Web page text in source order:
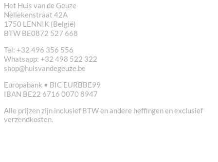
Het Huis van de Geuze
Nellekenstraat 42A
1750 LENNIK (België)
BTW BE0872 527 668
Tel: +32 496 356 556
Whatsapp: +32 498 522 322
shop@huisvandegeuze.be
Europabank • BIC EURBBE99
IBAN BE22 6716 0070 8947
Alle prijzen zijn inclusief BTW en andere heffingen en exclusief
verzendkosten.